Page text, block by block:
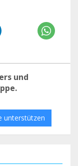
und
unterstützen